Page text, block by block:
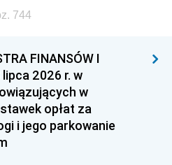
744
FINANSÓW I
lipca 2026 r. w
w
opłat za
i jego parkowanie